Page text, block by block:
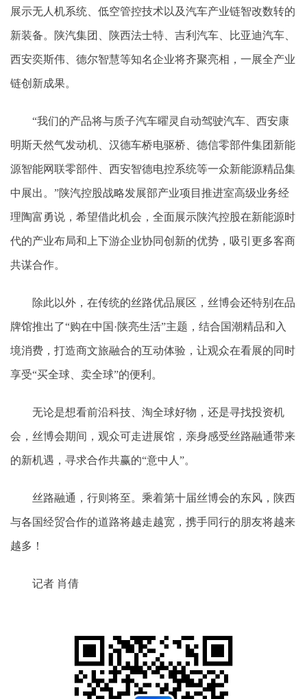
展示无人机系统、低空管控技术以及汽车产业链智改数转的
新装备。陕汽集团、陕西法士特、吉利汽车、比亚迪汽车、
西安奕斯伟、德尔智慧等知名企业将齐聚亮相，一展全产业
链创新成果。
“我们的产品将与质子汽车曜灵自动驾驶汽车、西安康
明斯天然气发动机、汉德车桥电驱桥、德信零部件集团新能
源智能网联零部件、西安智德电控系统等一众新能源精品集
中展出。”陕汽控股战略发展部产业项目推进室高级业务经
理陶富勇说，希望借此机会，全面展示陕汽控股在新能源时
代的产业布局和上下游企业协同创新的优势，吸引更多客商
共谋合作。
除此以外，在传统的丝路优品展区，丝博会还特别在品
牌馆推出了“购在中国·陕亮生活”主题，结合国潮精品和入
境消费，打造商文旅融合的互动体验，让观众在看展的同时
享受“买全球、卖全球”的便利。
无论是想看前沿科技、淘全球好物，还是寻找投资机
会，丝博会期间，观众可走进展馆，亲身感受丝路融通带来
的新机遇，寻求合作共赢的“意中人”。
丝路融通，行则将至。乘着第十届丝博会的东风，陕西
与各国经贸合作的道路将越走越宽，携手同行的朋友将越来
越多！
记者 肖倩